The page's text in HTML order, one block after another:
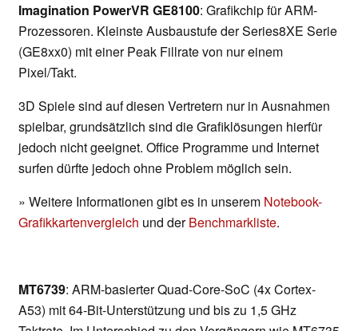
Imagination PowerVR GE8100: Grafikchip für ARM-
Prozessoren. Kleinste Ausbaustufe der Series8XE Serie
(GE8xx0) mit einer Peak Fillrate von nur einem
Pixel/Takt.
3D Spiele sind auf diesen Vertretern nur in Ausnahmen
spielbar, grundsätzlich sind die Grafiklösungen hierfür
jedoch nicht geeignet. Office Programme und Internet
surfen dürfte jedoch ohne Problem möglich sein.
» Weitere Informationen gibt es in unserem Notebook-
Grafikkartenvergleich und derBenchmarkliste.
MT6739: ARM-basierter Quad-Core-SoC (4x Cortex-
A53) mit 64-Bit-Unterstützung und bis zu 1,5 GHz